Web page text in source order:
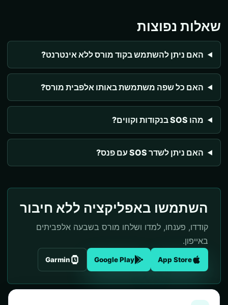
שאלות נפוצות
האם ניתן להשתמש בקוד מורס ללא אינטרנט?
האם כל שפה משתמשת באותו אלפבית מורס?
מהו SOS בנקודות וקווים?
האם ניתן לשדר SOS עם פנס?
השתמשו באפליקציה ללא חיבור
קודדו, פענחו, למדו ושלחו מורס בשבעה אלפביתים
באייפון.
App Store
Google Play
Garmin